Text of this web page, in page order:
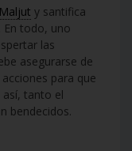
Maljut y santifica
En todo, uno
las
asegurarse de
para que
tanto el
bendecidos.